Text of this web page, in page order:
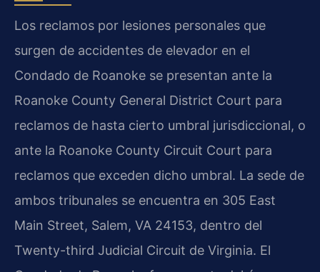
Los reclamos por lesiones personales que
surgen de accidentes de elevador en el
Condado de Roanoke se presentan ante la
Roanoke County General District Court para
reclamos de hasta cierto umbral jurisdiccional, o
ante la Roanoke County Circuit Court para
reclamos que exceden dicho umbral. La sede de
ambos tribunales se encuentra en 305 East
Main Street, Salem, VA 24153, dentro del
Twenty-third Judicial Circuit de Virginia. El